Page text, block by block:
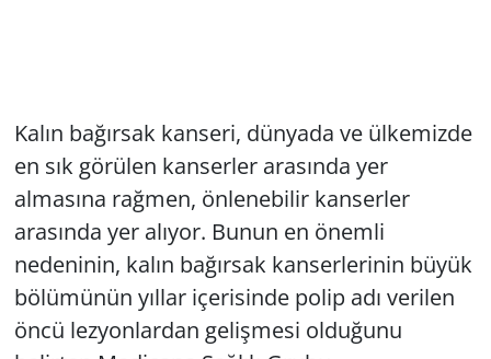
Kalın bağırsak kanseri, dünyada ve ülkemizde
en sık görülen kanserler arasında yer
almasına rağmen, önlenebilir kanserler
arasında yer alıyor. Bunun en önemli
nedeninin, kalın bağırsak kanserlerinin büyük
bölümünün yıllar içerisinde polip adı verilen
öncü lezyonlardan gelişmesi olduğunu